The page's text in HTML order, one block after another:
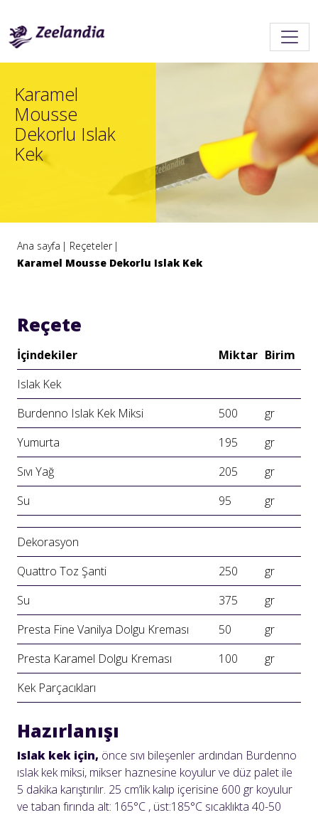
Karamel
Mousse
Dekorlu Islak
Kek
Ana sayfa
Reçeteler
Karamel Mousse Dekorlu Islak Kek
Reçete
İçindekiler Miktar Birim
Islak Kek
Burdenno Islak Kek Miksi
500
gr
Yumurta
195
gr
Sıvı Yağ
205
gr
Su
95 gr
Dekorasyon
Quattro Toz Şanti
250
gr
Su
375
gr
Presta Fine Vanilya Dolgu Kreması
50
gr
Presta Karamel Dolgu Kreması
100
gr
Kek Parçacıkları
Hazırlanışı
Islak kek için, önce sıvı bileşenler ardından Burdenno
ıslak kekmiksi, mikser haznesine koyulurve düz palet ile
5 dakika karıştırılır. 25 cm’lik kalıp içerisine 600 gr koyulur
ve taban fırında alt: 165°C , üst:185°C sıcaklıkta 40-50